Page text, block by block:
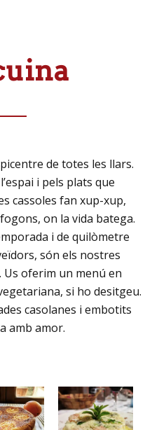
de totes les llars.
i pels plats que
cassoles fan xup-xup,
on la vida batega.
i de quilòmetre
són els nostres
Us oferim un menú en
si ho desitgeu.
casolanes i embotits
amb amor.